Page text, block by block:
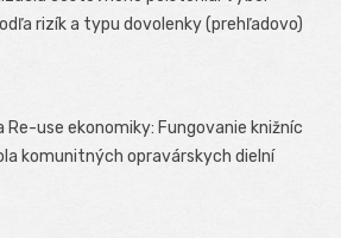
rizík a typu dovolenky (prehľadovo)
Re-use ekonomiky: Fungovanie knižníc
komunitných opravárskych dielní